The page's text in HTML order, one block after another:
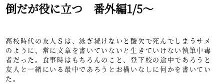
倒だが役に立つ 番外編1/5～
高校時代の友人Ｓは、泳ぎ続けないと酸欠で死んでしまうサメ
のように、常に文章を書いていないと生きていけない執筆中毒
者だった。食事時はもちろんのこと、登下校の途中であろうと
友人と一緒にいる最中であろうとお構いなしに何かを書いてい
た。